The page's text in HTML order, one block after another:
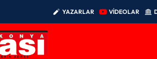
YAZARLAR VİDEOLAR